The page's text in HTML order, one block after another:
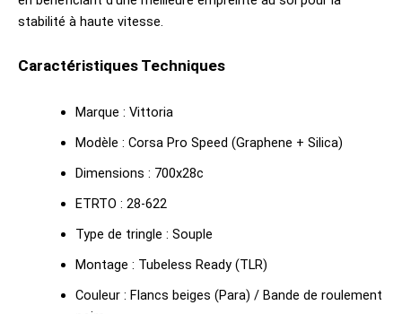
stabilité à haute vitesse.
Caractéristiques Techniques
Marque : Vittoria
Modèle : Corsa Pro Speed (Graphene + Silica)
Dimensions : 700x28c
ETRTO : 28-622
Type de tringle : Souple
Montage : Tubeless Ready (TLR)
Couleur : Flancs beiges (Para) / Bande de roulement